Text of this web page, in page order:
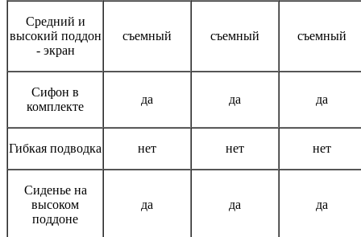
Средний и
высокий поддон
- экран
съемный съемный съемный
Сифон в
комплекте
да да да
Гибкая подводка нет нет нет
Сиденье на
высоком
поддоне
да да да